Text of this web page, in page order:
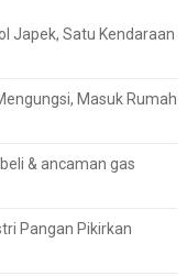
Japek, Satu Kendaraan
Masuk Rumah
& ancaman gas
Pangan Pikirkan